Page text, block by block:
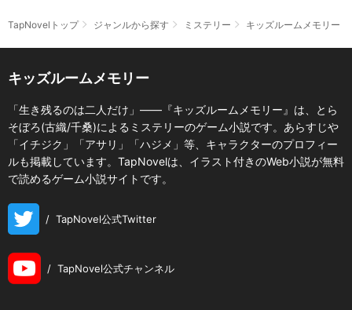
TapNovelトップ ジャンルから探す ミステリー キッズルームメモリー
キッズルームメモリー
「生き残るのは二人だけ」――『キッズルームメモリー』は、とら
そぼろ(古織/千桑)によるミステリーのゲーム小説です。あらすじや
「イチジク」「アサリ」「ハジメ」等、キャラクターのプロフィー
ルも掲載しています。TapNovelは、イラスト付きのWeb小説が無料
で読めるゲーム小説サイトです。
/ TapNovel公式Twitter
/ TapNovel公式チャンネル